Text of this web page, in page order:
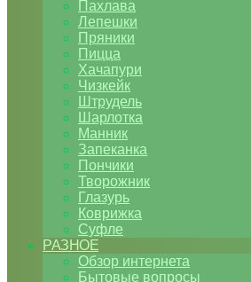
Пахлава
Лепешки
Пряники
Пицца
Хачапури
Чизкейк
Штрудель
Шарлотка
Манник
Запеканка
Пончики
Творожник
Глазурь
Коврижка
Суфле
РАЗНОЕ
Обзор интернета
Бытовые вопросы